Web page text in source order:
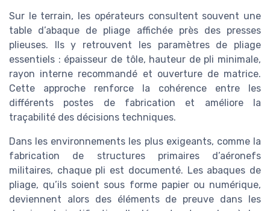
Sur le terrain, les opérateurs consultent souvent une
table d’abaque de pliage affichée près des presses
plieuses. Ils y retrouvent les paramètres de pliage
essentiels : épaisseur de tôle, hauteur de pli minimale,
rayon interne recommandé et ouverture de matrice.
Cette approche renforce la cohérence entre les
différents postes de fabrication et améliore la
traçabilité des décisions techniques.
Dans les environnements les plus exigeants, comme la
fabrication de structures primaires d’aéronefs
militaires, chaque pli est documenté. Les abaques de
pliage, qu’ils soient sous forme papier ou numérique,
deviennent alors des éléments de preuve dans les